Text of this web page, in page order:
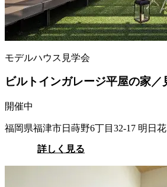
モデルハウス見学会
ビルトインガレージ平屋の家／
開催中
福岡県福津市日蒔野6丁目32-17 明日
詳しく見る